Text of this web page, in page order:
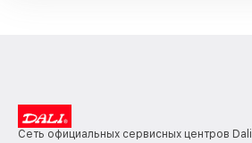
Сеть официальных сервисных центров Dali